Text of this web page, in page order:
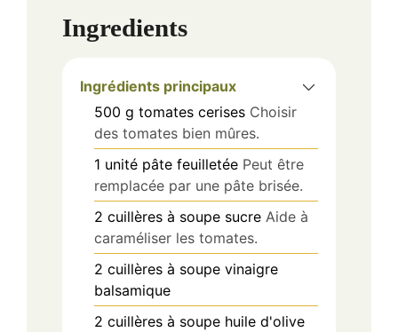
Ingredients
Ingrédients principaux
500 g tomates cerises Choisir
des tomates bien mûres.
1 unité pâte feuilletée Peut être
remplacée par une pâte brisée.
2 cuillères à soupe sucre Aide à
caraméliser les tomates.
2 cuillères à soupe vinaigre
balsamique
2 cuillères à soupe huile d'olive